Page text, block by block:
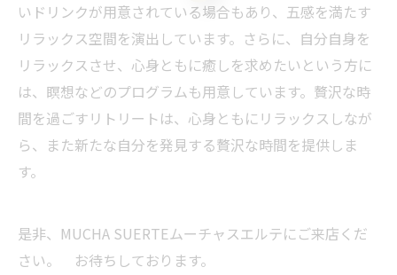
いドリンクが用意されている場合もあり、五感を満たす
リラックス空間を演出しています。さらに、自分自身を
リラックスさせ、心身ともに癒しを求めたいという方に
は、瞑想などのプログラムも用意しています。贅沢な時
間を過ごすリトリートは、心身ともにリラックスしなが
ら、また新たな自分を発見する贅沢な時間を提供しま
す。
是非、MUCHA SUERTEムーチャスエルテにご来店くだ
さい。 お待ちしております。